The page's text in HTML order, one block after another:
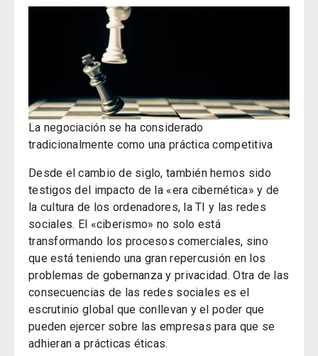
La negociación se ha considerado
tradicionalmente como una práctica competitiva
Desde el cambio de siglo, también hemos sido
testigos del impacto de la «era cibernética» y de
la cultura de los ordenadores, la TI y las redes
sociales. El «ciberismo» no solo está
transformando los procesos comerciales, sino
que está teniendo una gran repercusión en los
problemas de gobernanza y privacidad. Otra de las
consecuencias de las redes sociales es el
escrutinio global que conllevan y el poder que
pueden ejercer sobre las empresas para que se
adhieran a prácticas éticas.